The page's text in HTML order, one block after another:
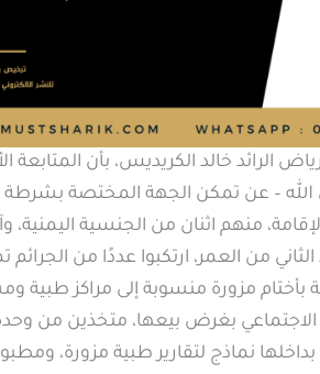
خالد الكريديس، بأن المتابعة
الله – عن تمكن الجهة المختصة
لنظام الإقامة، منهم اثنان من الجنسية
من العمر، ارتكبوا عددًا من الجرائم
بأختام مزورة منسوبة إلى مراكز
الاجتماعي بغرض بيعها، متخذين من
نماذج لتقارير طبية مزورة،